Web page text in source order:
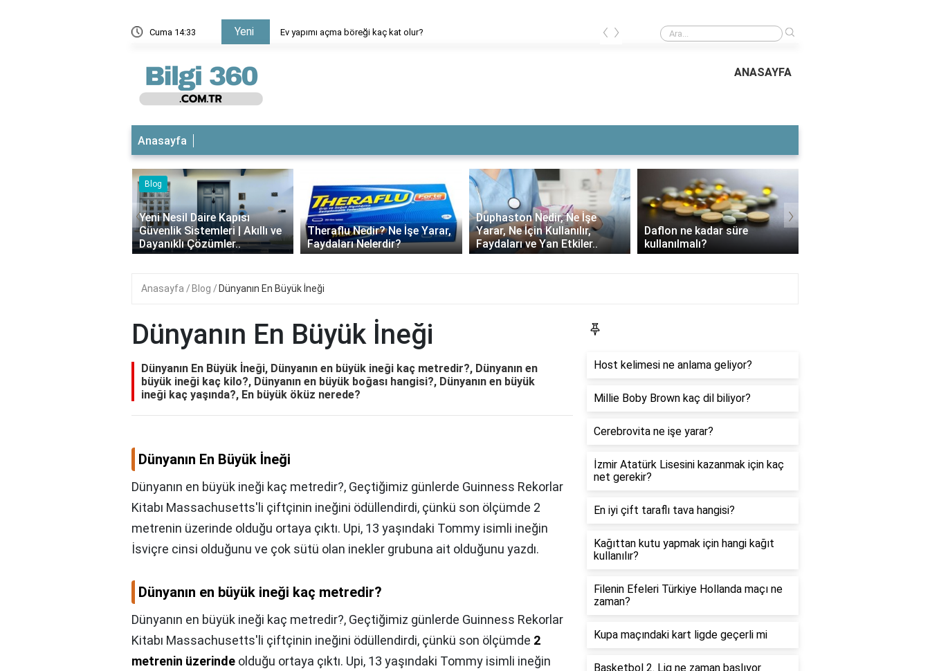
Cuma 14:33 Yeni
Ev yapımı açma böreği kaç kat olur? Host kelimesi ne anlama geliyor? Host kelimesi ne anlama geliyor?
‹ ›
ANASAYFA
Anasayfa
Blog
Yeni Nesil Daire Kapısı
Güvenlik Sistemleri | Akıllı ve
Dayanıklı Çözümler..
Theraflu Nedir? Ne İşe Yarar,
Faydaları Nelerdir?
Duphaston Nedir, Ne İşe
Yarar, Ne İçin Kullanılır,
Faydaları ve Yan Etkiler..
Daflon ne kadar süre
kullanılmalı?
‹ ›
Anasayfa Blog Dünyanın En Büyük İneği
Dünyanın En Büyük İneği
Dünyanın En Büyük İneği, Dünyanın en büyük ineği kaç metredir?, Dünyanın en
büyük ineği kaç kilo?, Dünyanın en büyük boğası hangisi?, Dünyanın en büyük
ineği kaç yaşında?, En büyük öküz nerede?
Dünyanın En Büyük İneği
Dünyanın en büyük ineği kaç metredir?, Geçtiğimiz günlerde Guinness Rekorlar
Kitabı Massachusetts'li çiftçinin ineğini ödüllendirdi, çünkü son ölçümde 2
metrenin üzerinde olduğu ortaya çıktı. Upi, 13 yaşındaki Tommy isimli ineğin
İsviçre cinsi olduğunu ve çok sütü olan inekler grubuna ait olduğunu yazdı.
Dünyanın en büyük ineği kaç metredir?
Dünyanın en büyük ineği kaç metredir?, Geçtiğimiz günlerde Guinness Rekorlar
Kitabı Massachusetts'li çiftçinin ineğini ödüllendirdi, çünkü son ölçümde 2
metrenin üzerinde olduğu ortaya çıktı. Upi, 13 yaşındaki Tommy isimli ineğin
Host kelimesi ne anlama geliyor?
Millie Boby Brown kaç dil biliyor?
Cerebrovita ne işe yarar?
İzmir Atatürk Lisesini kazanmak için kaç
net gerekir?
En iyi çift taraflı tava hangisi?
Kağıttan kutu yapmak için hangi kağıt
kullanılır?
Filenin Efeleri Türkiye Hollanda maçı ne
zaman?
Kupa maçındaki kart ligde geçerli mi
Basketbol 2. Lig ne zaman başlıyor